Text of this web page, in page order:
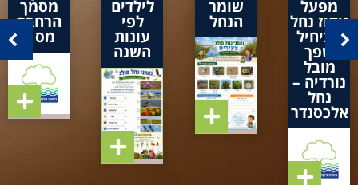
מפעל
ניקוז נחל
אביחיל
שפך
מובל
נורדיה –
נחל
אלכסנדר
שומר
הנחל
לילדים
לפי
עונות
השנה
מסמך
הרחבה
מס 1